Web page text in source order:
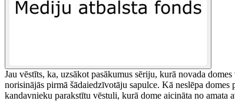
Jau vēstīts, ka, uzsākot pasākumus sēriju, kurā novada
norisinājās pirmā šādaiedzīvotāju sapulce. Kā neslēpa
kandavnieku parakstītu vēstuli, kurā dome aicināta no amata